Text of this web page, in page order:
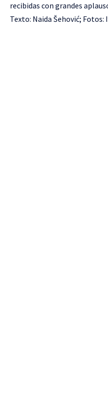
recibidas con grandes
Texto: Naida Šehović; Fotos: